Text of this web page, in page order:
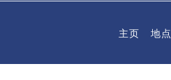
主页 地点